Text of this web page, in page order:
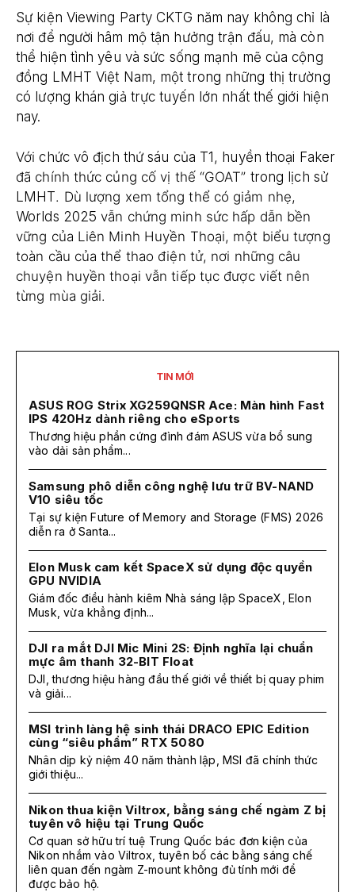
Sự kiện Viewing Party CKTG năm nay không chỉ là
nơi để người hâm mộ tận hưởng trận đấu, mà còn
thể hiện tình yêu và sức sống mạnh mẽ của cộng
đồng LMHT Việt Nam, một trong những thị trường
có lượng khán giả trực tuyến lớn nhất thế giới hiện
nay.
Vớichức vô địch thứ sáu của T1 , huyền thoại Faker
đã chính thức củng cố vị thế “GOAT” trong lịch sử
LMHT. Dù lượng xem tổng thể có giảm nhẹ,
Worlds 2025 vẫn chứng minh sức hấp dẫn bền
vững của Liên Minh Huyền Thoại, một biểu tượng
toàn cầu của thể thao điện tử, nơi những câu
chuyện huyền thoại vẫn tiếp tục được viết nên
từng mùa giải.
TIN MỚI
ASUS ROG Strix XG259QNSR Ace: Màn hình Fast
IPS 420Hz dành riêng cho eSports
Thương hiệu phần cứng đình đám ASUS vừa bổ sung
vào dải sản phẩm...
Samsung phô diễn công nghệ lưu trữ BV-NAND
V10 siêu tốc
Tại sự kiện Future of Memory and Storage (FMS) 2026
diễn ra ở Santa...
Elon Musk cam kết SpaceX sử dụng độc quyền
GPU NVIDIA
Giám đốc điều hành kiêm Nhà sáng lập SpaceX, Elon
Musk, vừa khẳng định...
DJI ra mắt DJI Mic Mini 2S: Định nghĩa lại chuẩn
mực âm thanh 32-BIT Float
DJI, thương hiệu hàng đầu thế giới về thiết bị quay phim
và giải...
MSI trình làng hệ sinh thái DRACO EPIC Edition
cùng “siêu phẩm” RTX 5080
Nhân dịp kỷ niệm 40 năm thành lập, MSI đã chính thức
giới thiệu...
Nikon thua kiện Viltrox, bằng sáng chế ngàm Z bị
tuyên vô hiệu tại Trung Quốc
Cơ quan sở hữu trí tuệ Trung Quốc bác đơn kiện của
Nikon nhắm vào Viltrox, tuyên bố các bằng sáng chế
liên quan đến ngàm Z-mount không đủ tính mới để
được bảo hộ.